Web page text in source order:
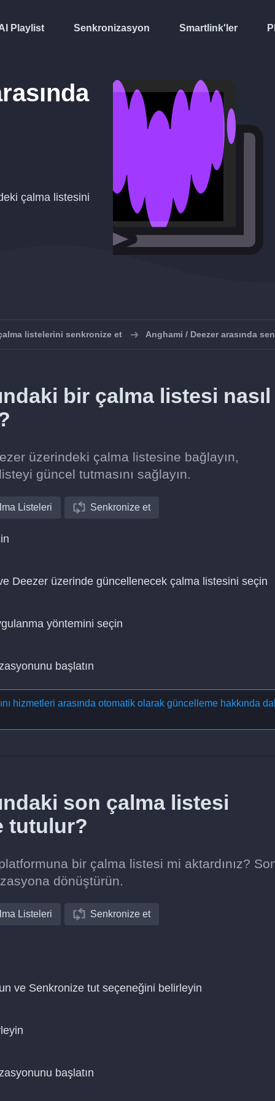
Playlist Senkronizasyon Smartlink'ler
çalma listesini
listelerini senkronize et Anghami / Deezer arasında
bir çalma listesi nasıl
üzerindeki çalma listesine bağlayın,
güncel tutmasını sağlayın.
Listeleri Senkronize et
Deezer üzerinde güncellenecek çalma listesini seçin
yöntemini seçin
başlatın
hizmetleri arasında otomatik olarak güncelleme hakkında
son çalma listesi
tutulur?
bir çalma listesi mi aktardınız?
dönüştürün.
Listeleri Senkronize et
ve Senkronize tut seçeneğini belirleyin
başlatın